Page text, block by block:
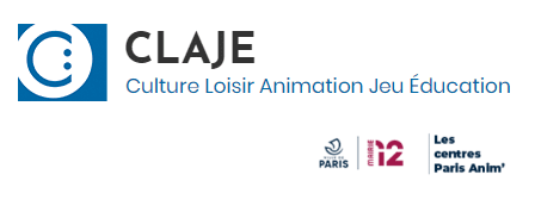
To
Content